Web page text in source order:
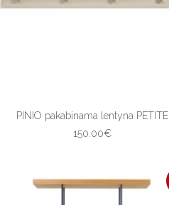
PINIO pakabinama lentyna PETITE
150.00€